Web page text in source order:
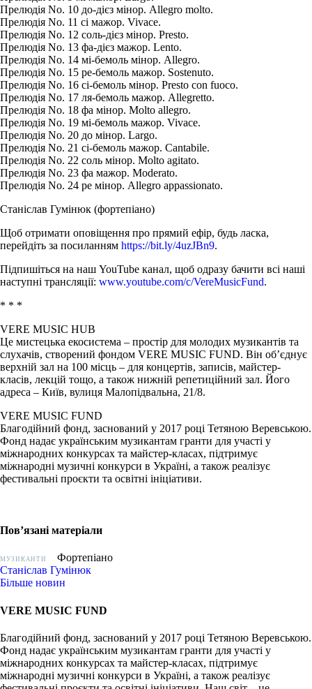
Прелюдія No. 10 до-дієз мінор. Allegro molto.
Прелюдія No. 11 сі мажор. Vivace.
Прелюдія No. 12 соль-дієз мінор. Presto.
Прелюдія No. 13 фа-дієз мажор. Lento.
Прелюдія No. 14 мі-бемоль мінор. Allegro.
Прелюдія No. 15 ре-бемоль мажор. Sostenuto.
Прелюдія No. 16 сі-бемоль мінор. Presto con fuoco.
Прелюдія No. 17 ля-бемоль мажор. Allegretto.
Прелюдія No. 18 фа мінор. Molto allegro.
Прелюдія No. 19 мі-бемоль мажор. Vivace.
Прелюдія No. 20 до мінор. Largo.
Прелюдія No. 21 сі-бемоль мажор. Cantabile.
Прелюдія No. 22 соль мінор. Molto agitato.
Прелюдія No. 23 фа мажор. Moderato.
Прелюдія No. 24 ре мінор. Allegro appassionato.
Станіслав Гумінюк (фортепіано)
Щоб отримати оповіщення про прямий ефір, будь ласка,
перейдіть за посиланням https://bit.ly/4uzJBn9.
Підпишіться на наш YouTube канал, щоб одразу бачити всі наші
наступні трансляції: www.youtube.com/c/VereMusicFund.
* * *
VERE MUSIC HUB
Це мистецька екосистема – простір для молодих музикантів та
слухачів, створений фондом VERE MUSIC FUND. Він об’єднує
верхній зал на 100 місць – для концертів, записів, майстер-
класів, лекцій тощо, а також нижній репетиційний зал. Його
адреса – Київ, вулиця Малопідвальна, 21/8.
VERE MUSIC FUND
Благодійний фонд, заснований у 2017 році Тетяною Веревською.
Фонд надає українським музикантам гранти для участі у
міжнародних конкурсах та майстер-класах, підтримує
міжнародні музичні конкурси в Україні, а також реалізує
фестивальні проєкти та освітні ініціативи.
Пов’язані матеріали
МУЗИКАНТИ
Фортепіано
Станіслав Гумінюк
Більше новин
VERE MUSIC FUND
Благодійний фонд, заснований у 2017 році Тетяною Веревською.
Фонд надає українським музикантам гранти для участі у
міжнародних конкурсах та майстер-класах, підтримує
міжнародні музичні конкурси в Україні, а також реалізує